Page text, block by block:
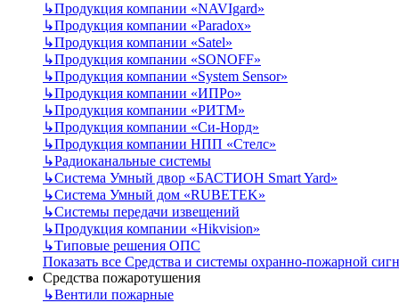
↳Продукция компании «NAVIgard»
↳Продукция компании «Paradox»
↳Продукция компании «Satel»
↳Продукция компании «SONOFF»
↳Продукция компании «System Sensor»
↳Продукция компании «ИПРо»
↳Продукция компании «РИТМ»
↳Продукция компании «Си-Норд»
↳Продукция компании НПП «Стелс»
↳Радиоканальные системы
↳Система Умный двор «БАСТИОН Smart Yard»
↳Система Умный дом «RUBETEK»
↳Системы передачи извещений
↳Продукция компании «Hikvision»
↳Типовые решения ОПС
Показать все Средства и системы охранно-пожарной
Средства пожаротушения
↳Вентили пожарные